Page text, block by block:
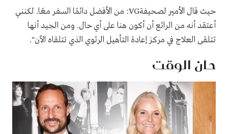
حيث قال الأمير لصحيفةVG: من الأفضل دائمًا السفر معًا. لكنني
أعتقد أنه من الرائع أن أكون هنا على أي حال. ومن الجيد أنها
تتلقى العلاج في مركز إعادة التأهيل الرئوي الذي تتلقاه الآن".
حان الوقت